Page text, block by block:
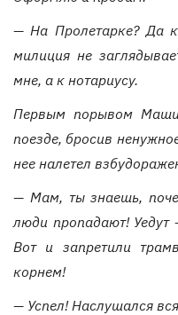
— На Пролетарке? Да
милиция не
мне, а к нотариусу.
Первым порывом
поезде, бросив
нее налетел
— Мам, ты знаешь,
люди пропадают!
Вот и запретили
корнем!
— Успел! Наслушался